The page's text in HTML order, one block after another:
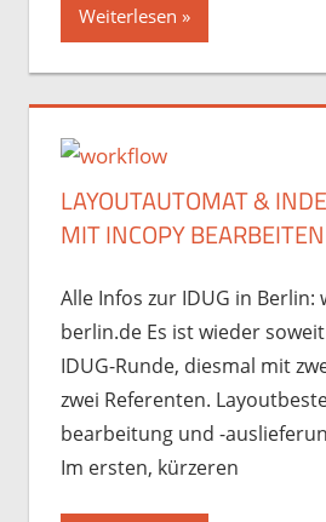
Weiterlesen
LAYOUTAUTOMAT &
MIT INCOPY BEARBEITEN
Alle Infos zur IDUG in Berlin:
berlin.de Es ist wieder
IDUG-Runde, diesmal mit
zwei Referenten.
bearbeitung und -
Im ersten, kürzeren